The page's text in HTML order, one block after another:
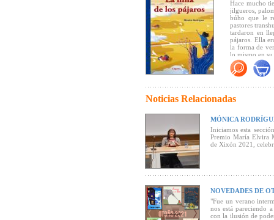
Hace mucho
jilgueros,
búho que le
pastores
tardaron en
pájaros. Ella
la forma de
lo mismo en
"Mónica
relación de un
sublimar los
(Canal Lector).
"... El hálito
Noticias Relacionadas
MÓNICA
Iniciamos esta
Premio María Elvira
de Xixón 2021,
NOVEDADES DE
"Fue un verano
nos está pareciendo
con la ilusión de